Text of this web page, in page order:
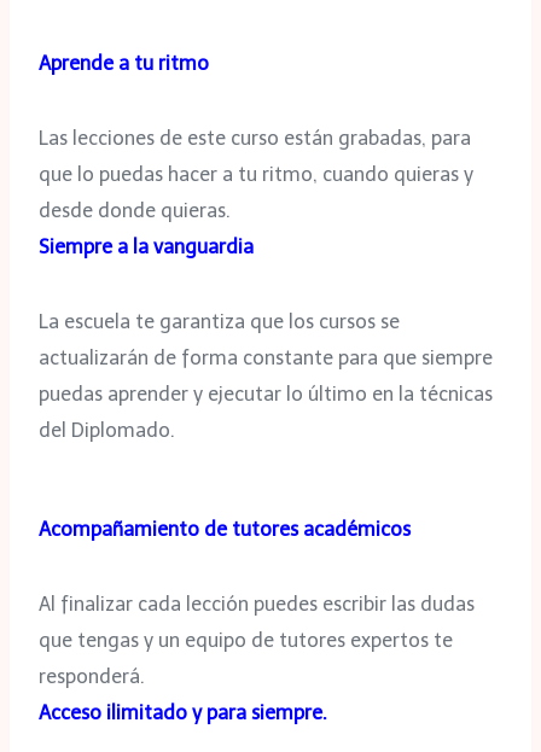
Aprende a tu ritmo
Las lecciones de este curso están grabadas, para
que lo puedas hacer a tu ritmo, cuando quieras y
desde donde quieras.
Siempre a la vanguardia
La escuela te garantiza que los cursos se
actualizarán de forma constante para que siempre
puedas aprender y ejecutar lo último en la técnicas
del Diplomado.
Acompañamiento de tutores académicos
Al finalizar cada lección puedes escribir las dudas
que tengas y un equipo de tutores expertos te
responderá.
Acceso ilimitado y para siempre.